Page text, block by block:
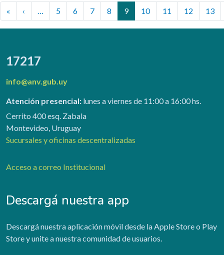
Paginación
« First page
‹ Previous page
5 6 7 8 9 10 11 12 13
17217
info@anv.gub.uy
Atención presencial: lunes a viernes de 11:00 a 16:00 hs.
Cerrito 400 esq. Zabala
Montevideo, Uruguay
Sucursales y oficinas descentralizadas
Acceso a correo Institucional
Descargá nuestra app
Descargá nuestra aplicación móvil desde la Apple Store o Play
Store y unite a nuestra comunidad de usuarios.